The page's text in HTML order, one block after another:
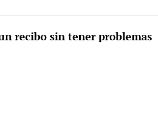
recibo sin tener problemas